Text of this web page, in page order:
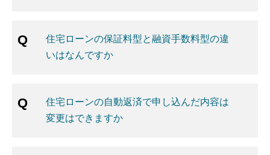
住宅ローンの保証料型と融資手数料型の違
いはなんですか
住宅ローンの自動返済で申し込んだ内容は
変更はできますか